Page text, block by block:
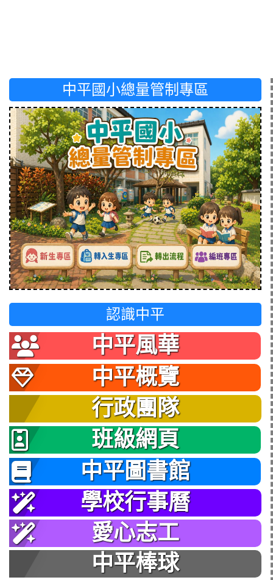
中平國小總量管制專區
認識中平
中平風華
中平概覽
行政團隊
班級網頁
中平圖書館
學校行事曆
愛心志工
中平棒球